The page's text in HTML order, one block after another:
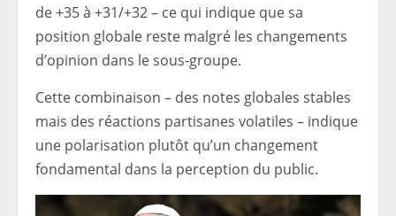
de +35 à +31/+32 – ce qui indique que sa
position globale reste malgré les changements
d’opinion dans le sous-groupe.
Cette combinaison – des notes globales stables
mais des réactions partisanes volatiles – indique
une polarisation plutôt qu’un changement
fondamental dans la perception du public.